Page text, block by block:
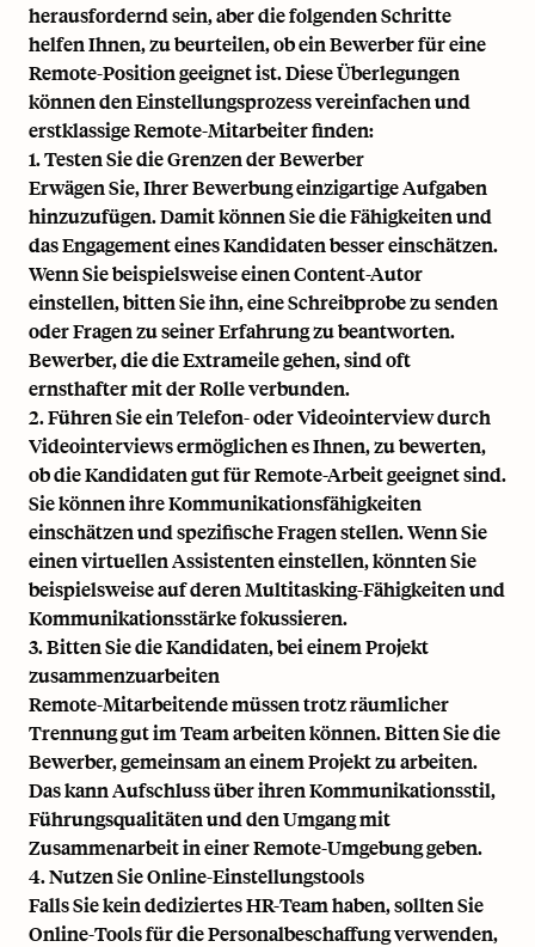
herausfordernd sein, aber die folgenden Schritte
helfen Ihnen, zu beurteilen, ob ein Bewerber für eine
Remote-Position geeignet ist. Diese Überlegungen
können den Einstellungsprozess vereinfachen und
erstklassige Remote-Mitarbeiter finden:
1. Testen Sie die Grenzen der Bewerber
Erwägen Sie, Ihrer Bewerbung einzigartige Aufgaben
hinzuzufügen. Damit können Sie die Fähigkeiten und
das Engagement eines Kandidaten besser einschätzen.
Wenn Sie beispielsweise einen Content-Autor
einstellen, bitten Sie ihn, eine Schreibprobe zu senden
oder Fragen zu seiner Erfahrung zu beantworten.
Bewerber, die die Extrameile gehen, sind oft
ernsthafter mit der Rolle verbunden.
2. Führen Sie ein Telefon- oder Videointerview durch
Videointerviews ermöglichen es Ihnen, zu bewerten,
ob die Kandidaten gut für Remote-Arbeit geeignet sind.
Sie können ihre Kommunikationsfähigkeiten
einschätzen und spezifische Fragen stellen. Wenn Sie
einen virtuellen Assistenten einstellen, könnten Sie
beispielsweise auf deren Multitasking-Fähigkeiten und
Kommunikationsstärke fokussieren.
3. Bitten Sie die Kandidaten, bei einem Projekt
zusammenzuarbeiten
Remote-Mitarbeitende müssen trotz räumlicher
Trennung gut im Team arbeiten können. Bitten Sie die
Bewerber, gemeinsam an einem Projekt zu arbeiten.
Das kann Aufschluss über ihren Kommunikationsstil,
Führungsqualitäten und den Umgang mit
Zusammenarbeit in einer Remote-Umgebung geben.
4. Nutzen Sie Online-Einstellungstools
Falls Sie kein dediziertes HR-Team haben, sollten Sie
Online-Tools für die Personalbeschaffung verwenden,